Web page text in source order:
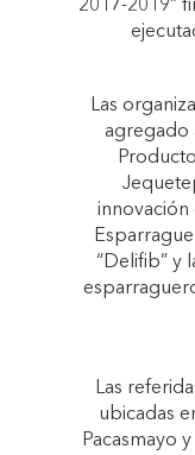
2017-2019”
Las
agregado
innovación
“Delifib” y
Las
ubicadas
Pacasmayo